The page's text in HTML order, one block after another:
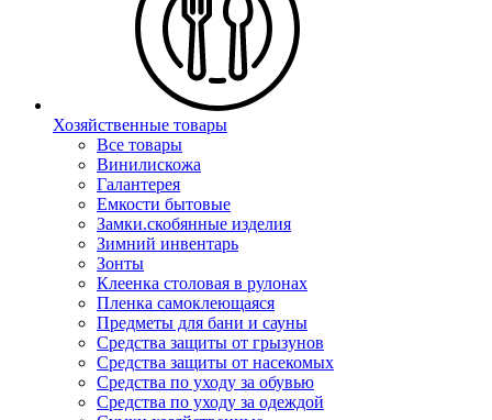
Хозяйственные товары
Все товары
Винилискожа
Галантерея
Емкости бытовые
Замки.скобянные изделия
Зимний инвентарь
Зонты
Клеенка столовая в рулонах
Пленка самоклеющаяся
Предметы для бани и сауны
Средства защиты от грызунов
Средства защиты от насекомых
Средства по уходу за обувью
Средства по уходу за одеждой